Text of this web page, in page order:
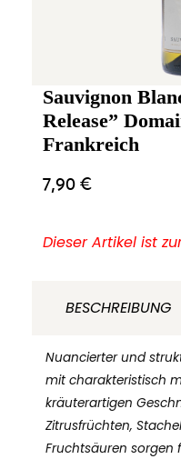
Sauvignon
Release”
Frankreich
7,90€
Dieser Artikel ist
BESCHREIBUNG
Nuancierter und
mit charakteristisch
kräuterartigen
Zitrusfrüchten,
Fruchtsäuren sorgen